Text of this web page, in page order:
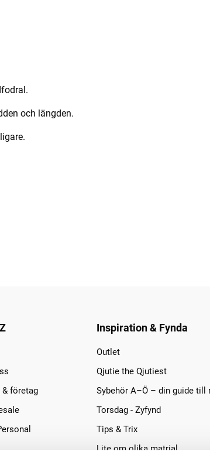
och längden.
företag
Inspiration & Fynda
Outlet
Qjutie the Qjutiest
Sybehör A–Ö – din guide till
Torsdag - Zyfynd
Tips & Trix
Lite om olika matrial